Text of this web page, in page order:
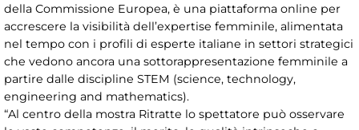
della Commissione Europea, è una piattaforma online per
accrescere la visibilità dell’expertise femminile, alimentata
nel tempo con i profili di esperte italiane in settori strategici
che vedono ancora una sottorappresentazione femminile a
partire dalle discipline STEM (science, technology,
engineering and mathematics).
“Al centro della mostra Ritratte lo spettatore può osservare